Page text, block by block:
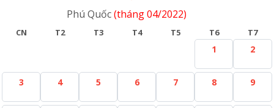
Phú Quốc(tháng 04/2022)
CN T2 T3 T4 T5 T6 T7
1 2
3 4 5 6 7 8 9